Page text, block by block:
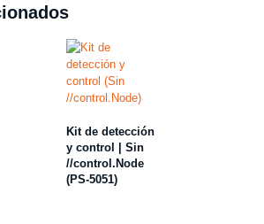
Kit de detección
y control | Sin
//control.Node
(PS-5051)